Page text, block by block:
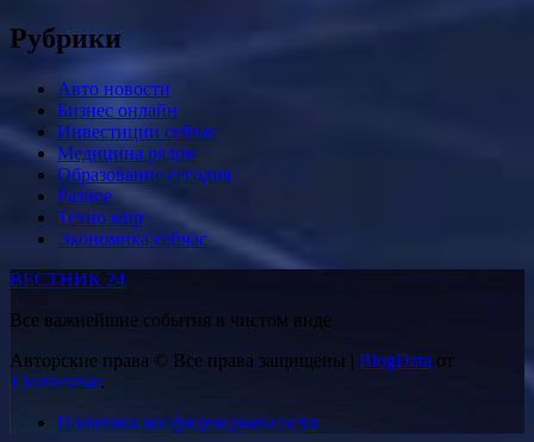
Рубрики
Авто новости
Бизнес онлайн
Инвестиции сейчас
Медицина рядом
Образование сегодня
Разное
Техно мир
Экономика сейчас
ВЕСТНИК 24
Все важнейшие события в чистом виде
Авторские права © Все права защищены | BlogData от
Themeansar.
Политика конфиденциальности